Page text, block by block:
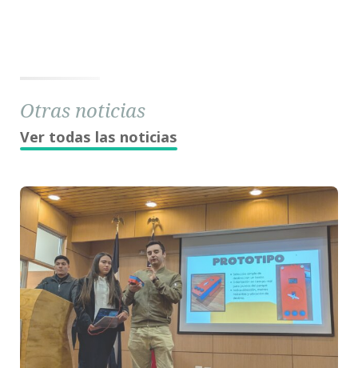
Otras noticias
Ver todas las noticias